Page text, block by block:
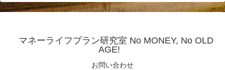
マネーライフプラン研究室 No MONEY, No OLD
AGE!
お問い合わせ